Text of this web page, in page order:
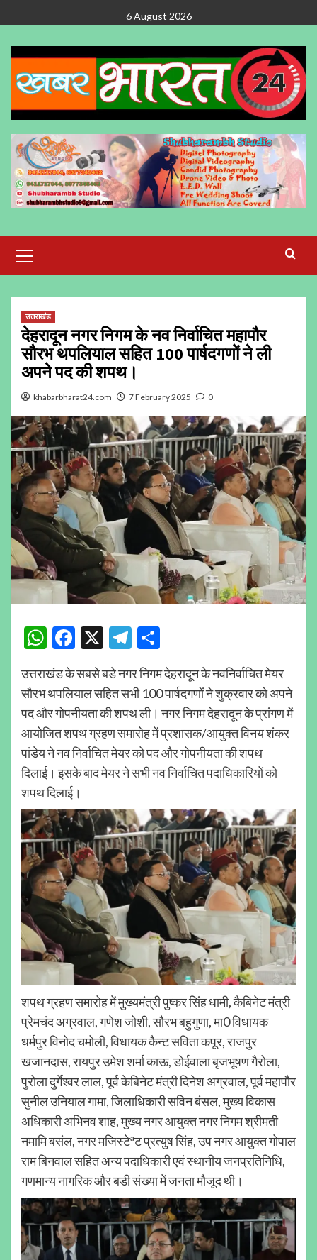
to
content
6 August 2026
Menu
उत्तराखंड
देहरादून नगर निगम के नव निर्वाचित महापौर
सौरभ थपलियाल सहित 100 पार्षदगणों ने ली
अपने पद की शपथ।
khabarbharat24.com 7 February 2025 0
WhatsApp
Facebook
X Telegram
उत्तराखंड के सबसे बडे नगर निगम देहरादून के नवनिर्वाचित मेयर
सौरभ थपलियाल सहित सभी 100 पार्षदगणों ने शुक्रवार को अपने
पद और गोपनीयता की शपथ ली। नगर निगम देहरादून के प्रांगण में
आयोजित शपथ ग्रहण समारोह में प्रशासक/आयुक्त विनय शंकर
पांडेय ने नव निर्वाचित मेयर को पद और गोपनीयता की शपथ
दिलाई। इसके बाद मेयर ने सभी नव निर्वाचित पदाधिकारियों को
शपथ दिलाई।
शपथ ग्रहण समारोह में मुख्यमंत्री पुष्कर सिंह धामी, कैबिनेट मंत्री
प्रेमचंद अग्रवाल, गणेश जोशी, सौरभ बहुगुणा, मा0 विधायक
धर्मपुर विनोद चमोली, विधायक कैन्ट सविता कपूर, राजपुर
खजानदास, रायपुर उमेश शर्मा काऊ, डोईवाला बृजभूषण गैरोला,
पुरोला दुर्गेश्वर लाल, पूर्व केबिनेट मंत्री दिनेश अग्रवाल, पूर्व महापौर
सुनील उनियाल गामा, जिलाधिकारी सविन बंसल, मुख्य विकास
अधिकारी अभिनव शाह, मुख्य नगर आयुक्त नगर निगम श्रीमती
नमामि बसंल, नगर मजिस्टेªट प्रत्युष सिंह, उप नगर आयुक्त गोपाल
राम बिनवाल सहित अन्य पदाधिकारी एवं स्थानीय जनप्रतिनिधि,
गणमान्य नागरिक और बडी संख्या में जनता मौजूद थी।